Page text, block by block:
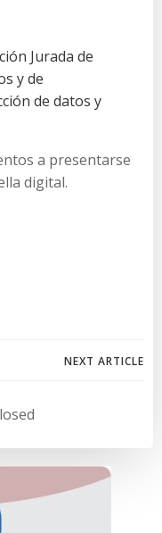
Jurada de
y de
de datos y
a presentarse
digital.
NEXT ARTICLE